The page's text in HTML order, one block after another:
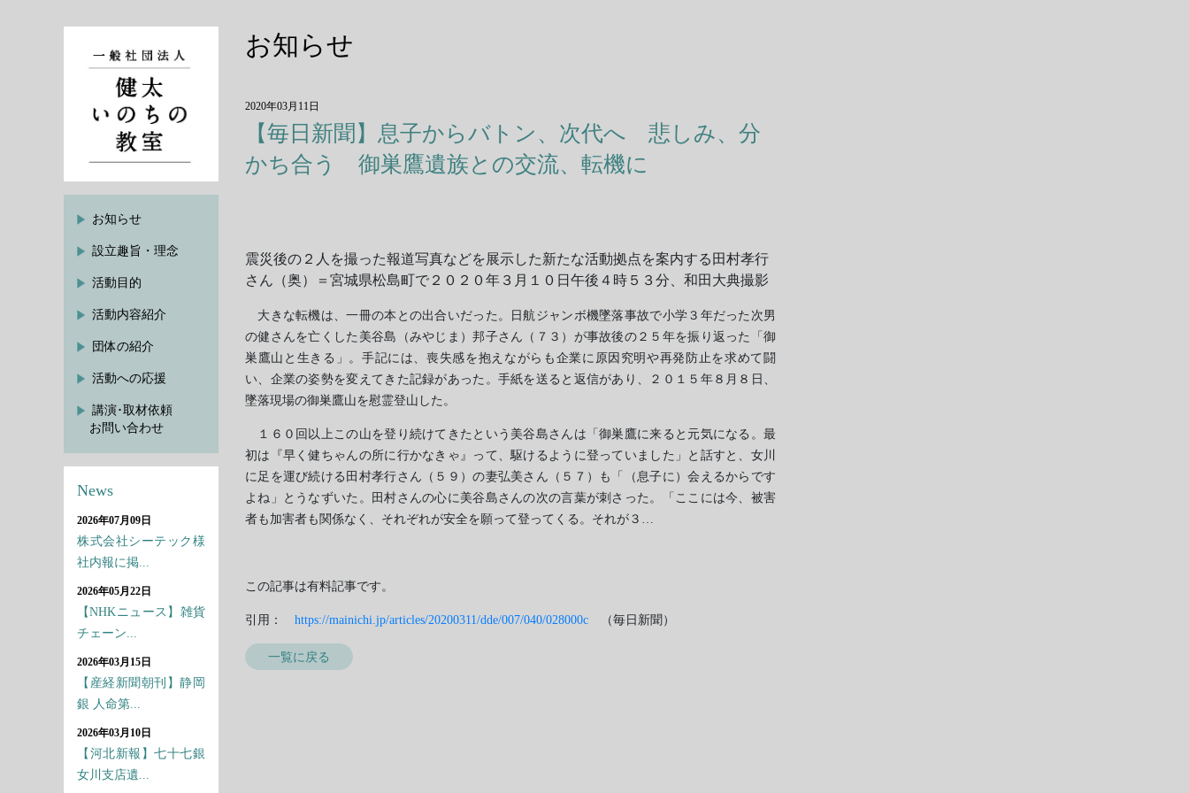
お知らせ
設立趣旨・理念
活動目的
活動内容紹介
団体の紹介
活動への応援
講演･取材依頼
お問い合わせ
News
2026年07月09日
株式会社シーテック様
社内報に掲...
2026年05月22日
【NHKニュース】雑貨
チェーン...
2026年03月15日
【産経新聞朝刊】静岡
銀 人命第...
2026年03月10日
【河北新報】七十七銀
女川支店遺...
お知らせ
2020年03月11日
【毎日新聞】息子からバトン、次代へ 悲しみ、分
かち合う 御巣鷹遺族との交流、転機に
震災後の２人を撮った報道写真などを展示した新たな活動拠点を案内する田村孝行
さん（奥）＝宮城県松島町で２０２０年３月１０日午後４時５３分、和田大典撮影
大きな転機は、一冊の本との出合いだった。日航ジャンボ機墜落事故で小学３年だった次男
の健さんを亡くした美谷島（みやじま）邦子さん（７３）が事故後の２５年を振り返った「御
巣鷹山と生きる」。手記には、喪失感を抱えながらも企業に原因究明や再発防止を求めて闘
い、企業の姿勢を変えてきた記録があった。手紙を送ると返信があり、２０１５年８月８日、
墜落現場の御巣鷹山を慰霊登山した。
１６０回以上この山を登り続けてきたという美谷島さんは「御巣鷹に来ると元気になる。最
初は『早く健ちゃんの所に行かなきゃ』って、駆けるように登っていました」と話すと、女川
に足を運び続ける田村孝行さん（５９）の妻弘美さん（５７）も「（息子に）会えるからです
よね」とうなずいた。田村さんの心に美谷島さんの次の言葉が刺さった。「ここには今、被害
者も加害者も関係なく、それぞれが安全を願って登ってくる。それが３…
この記事は有料記事です。
引用： https://mainichi.jp/articles/20200311/dde/007/040/028000c （毎日新聞）
一覧に戻る